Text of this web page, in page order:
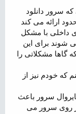
سرور دانلود
ارائه می کند
داخلی با مشکل
شوند برای این
گاها مشکلاتی را
که خودم نیز از
سرور باعث
روی سرور می